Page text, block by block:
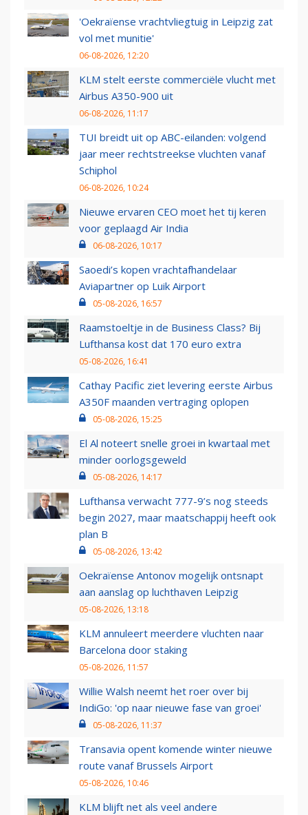
'Oekraïense vrachtvliegtuig in Leipzig zat
vol met munitie'
06-08-2026, 12:20
KLM stelt eerste commerciële vlucht met
Airbus A350-900 uit
06-08-2026, 11:17
TUI breidt uit op ABC-eilanden: volgend
jaar meer rechtstreekse vluchten vanaf
Schiphol
06-08-2026, 10:24
Nieuwe ervaren CEO moet het tij keren
voor geplaagd Air India
06-08-2026, 10:17
Saoedi’s kopen vrachtafhandelaar
Aviapartner op Luik Airport
05-08-2026, 16:57
Raamstoeltje in de Business Class? Bij
Lufthansa kost dat 170 euro extra
05-08-2026, 16:41
Cathay Pacific ziet levering eerste Airbus
A350F maanden vertraging oplopen
05-08-2026, 15:25
El Al noteert snelle groei in kwartaal met
minder oorlogsgeweld
05-08-2026, 14:17
Lufthansa verwacht 777-9’s nog steeds
begin 2027, maar maatschappij heeft ook
plan B
05-08-2026, 13:42
Oekraïense Antonov mogelijk ontsnapt
aan aanslag op luchthaven Leipzig
05-08-2026, 13:18
KLM annuleert meerdere vluchten naar
Barcelona door staking
05-08-2026, 11:57
Willie Walsh neemt het roer over bij
IndiGo: 'op naar nieuwe fase van groei'
05-08-2026, 11:37
Transavia opent komende winter nieuwe
route vanaf Brussels Airport
05-08-2026, 10:46
KLM blijft net als veel andere